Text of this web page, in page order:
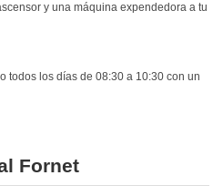
y una máquina expendedora a tu
todos los días de 08:30 a 10:30 con un
Fornet